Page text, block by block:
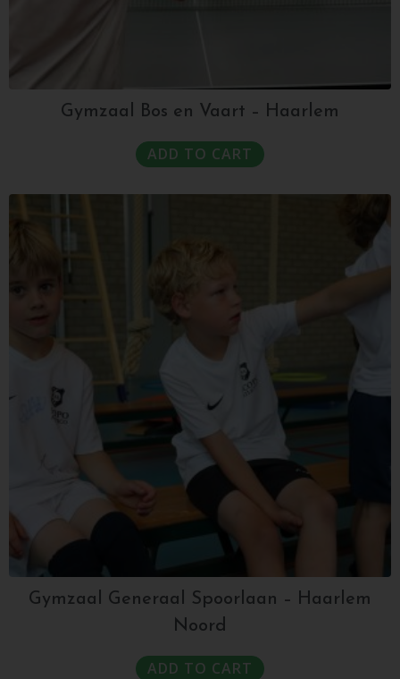
Gymzaal Bos en Vaart – Haarlem
ADD TO CART
Gymzaal Generaal Spoorlaan – Haarlem
Noord
ADD TO CART